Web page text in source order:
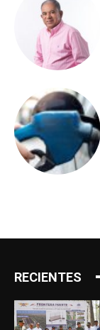
RECIENTES